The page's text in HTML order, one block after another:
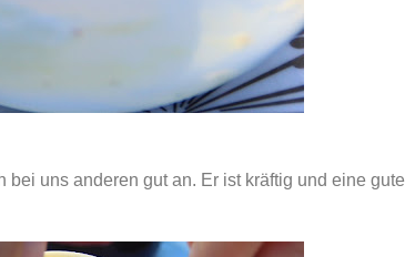
uns anderen gut an. Er ist kräftig und eine gute